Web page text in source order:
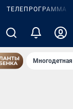
ТЕЛЕПРОГРАММА